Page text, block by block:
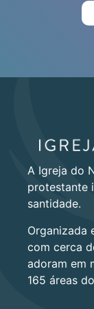
A Igreja do
protestante
santidade.
Organizada
com cerca
adoram em
165 áreas